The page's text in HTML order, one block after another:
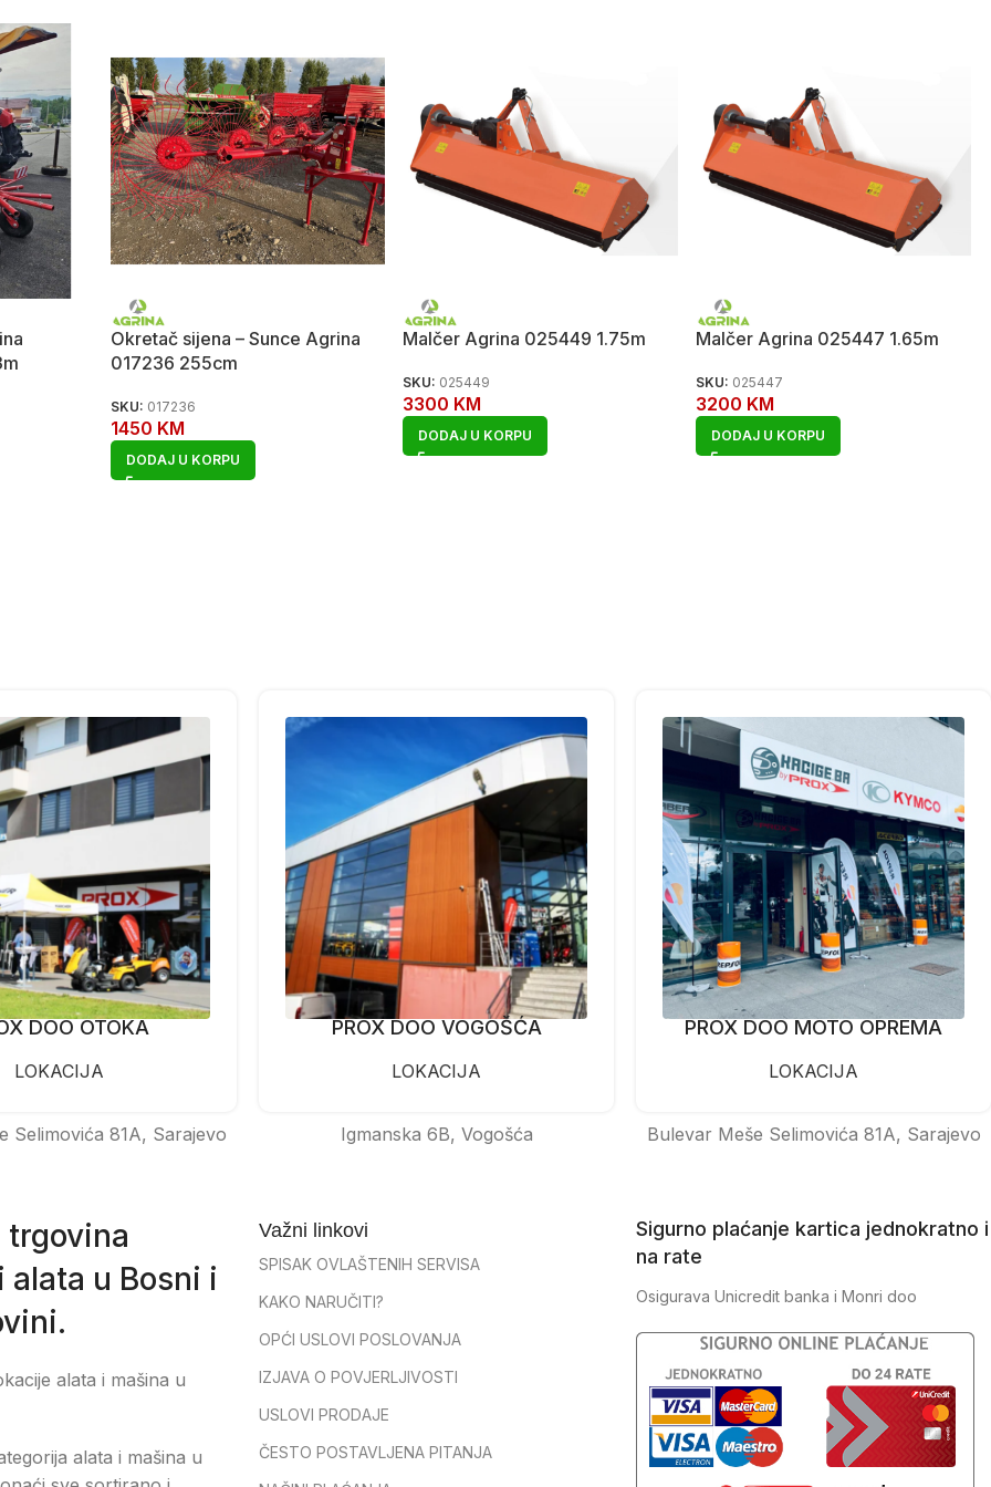
Okretač sijena – Sunce Agrina
017236 255cm
SKU: 017236
1450 KM
DODAJ U KORPU
Malčer Agrina 025449 1.75m
SKU: 025449
3300 KM
DODAJ U KORPU
Malčer Agrina 025447 1.65m
SKU: 025447
3200 KM
DODAJ U KORPU
DOO OTOKA
LOKACIJA
Selimovića 81A, Sarajevo
PROX DOO VOGOŠĆA
LOKACIJA
Igmanska 6B, Vogošća
PROX DOO MOTO OPREMA
LOKACIJA
Bulevar Meše Selimovića 81A, Sarajevo
trgovina
alata u Bosni i
alata i mašina u
alata i mašina u
Važni linkovi
SPISAK OVLAŠTENIH SERVISA
KAKO NARUČITI?
OPĆI USLOVI POSLOVANJA
IZJAVA O POVJERLJIVOSTI
USLOVI PRODAJE
ČESTO POSTAVLJENA PITANJA
Sigurno plaćanje kartica jednokratno i
na rate
Osigurava Unicredit banka i Monri doo